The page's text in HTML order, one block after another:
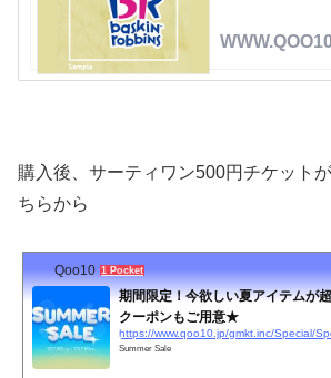
購入後、サーティワン500円チケット
ちらから
Qoo10 1 Pocket
期間限定！今欲しい夏アイテムが
クーポンもご用意★
https://www.qoo10.jp/gmkt.inc/Special/
Summer Sale